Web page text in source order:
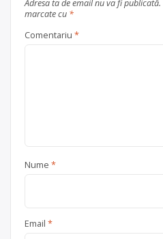
Adresa ta de email nu va fi publicată.
marcate cu *
Comentariu *
Nume *
Email *